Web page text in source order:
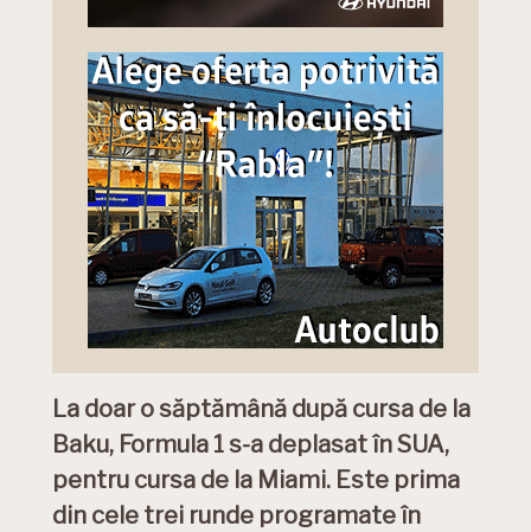
La doar o săptămână după cursa de la
Baku, Formula 1 s-a deplasat în SUA,
pentru cursa de la Miami. Este prima
din cele trei runde programate în